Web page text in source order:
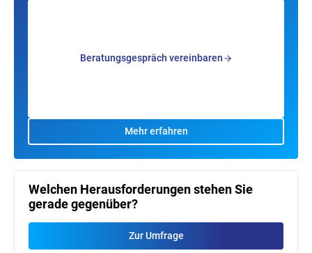
Beratungsgespräch vereinbaren
Mehr erfahren
Welchen Herausforderungen stehen Sie
gerade gegenüber?
Zur Umfrage